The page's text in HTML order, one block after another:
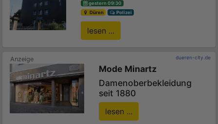
gestern 09:30
Düren
Polizei
lesen ...
dueren-city.de
Mode Minartz
Damenoberbekleidung
seit 1880
lesen ...